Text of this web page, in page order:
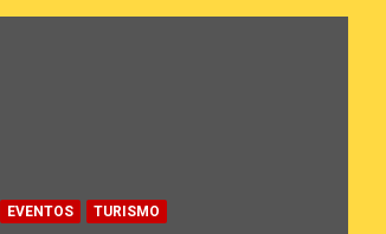
EVENTOS TURISMO